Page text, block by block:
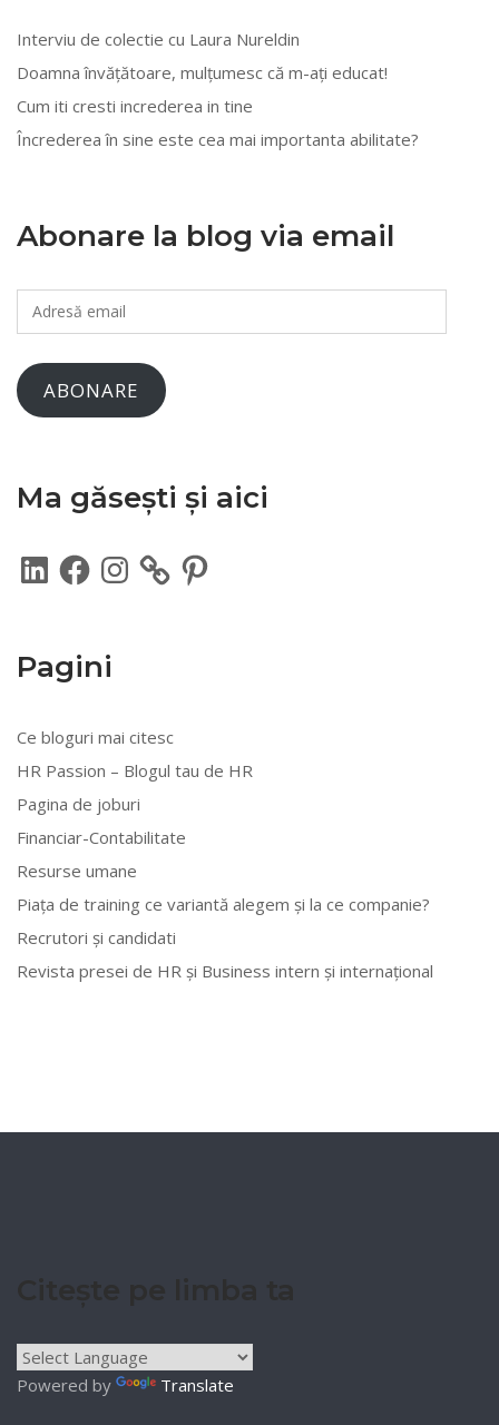
Interviu de colectie cu Laura Nureldin
Doamna învățătoare, mulțumesc că m-ați educat!
Cum iti cresti increderea in tine
Încrederea în sine este cea mai importanta abilitate?
Abonare la blog via email
Adresă
email
ABONARE
Ma găsești și aici
LinkedInFacebookInstagram Pinterest
Pagini
Ce bloguri mai citesc
HR Passion – Blogul tau de HR
Pagina de joburi
Financiar-Contabilitate
Resurse umane
Piața de training ce variantă alegem și la ce companie?
Recrutori și candidati
Revista presei de HR și Business intern și internațional
Powered by Translate